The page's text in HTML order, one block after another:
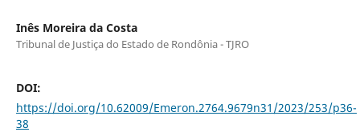
Inês Moreira da Costa
Tribunal de Justiça do Estado de Rondônia - TJRO
DOI:
https://doi.org/10.62009/Emeron.2764.9679n31/2023/253/p36-
38